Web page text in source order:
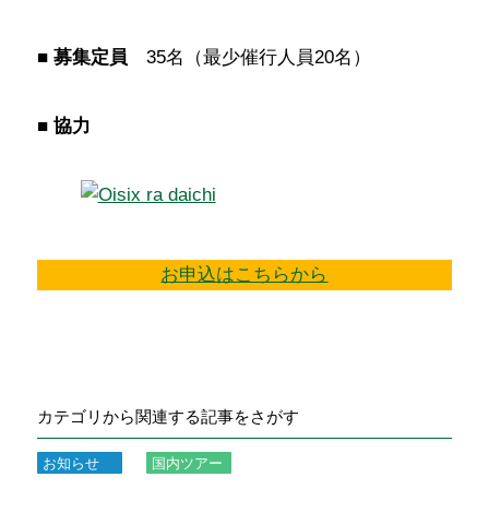
■ 募集定員 35名（最少催行人員20名）
■ 協力
お申込はこちらから
カテゴリから関連する記事をさがす
お知らせ 国内ツアー